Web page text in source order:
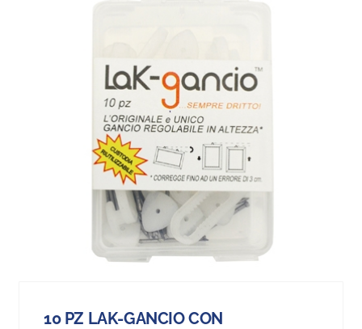
10 PZ LAK-GANCIO CON